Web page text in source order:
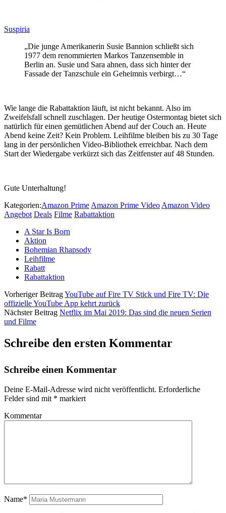
Suspiria
„Die junge Amerikanerin Susie Bannion schließt sich
1977 dem renommierten Markos Tanzensemble in
Berlin an. Susie und Sara ahnen, dass sich hinter der
Fassade der Tanzschule ein Geheimnis verbirgt…“
Wie lange die Rabattaktion läuft, ist nicht bekannt. Also im
Zweifelsfall schnell zuschlagen. Der heutige Ostermontag bietet sich
natürlich für einen gemütlichen Abend auf der Couch an. Heute
Abend keine Zeit? Kein Problem. Leihfilme bleiben bis zu 30 Tage
lang in der persönlichen Video-Bibliothek erreichbar. Nach dem
Start der Wiedergabe verkürzt sich das Zeitfenster auf 48 Stunden.
Gute Unterhaltung!
Kategorien:Amazon PrimeAmazon Prime VideoAmazon Video
Angebot Deals Filme Rabattaktion
A Star Is Born
Aktion
Bohemian Rhapsody
Leihfilme
Rabatt
Rabattaktion
Vorheriger BeitragYouTube auf Fire TV Stick und Fire TV: Die
offizielle YouTube App kehrt zurück
Nächster Beitrag Netflix im Mai 2019: Das sind die neuen Serien
und Filme
Schreibe den ersten Kommentar
Schreibe einen Kommentar
Deine E-Mail-Adresse wird nicht veröffentlicht. Erforderliche
Felder sind mit * markiert
Kommentar
Name*